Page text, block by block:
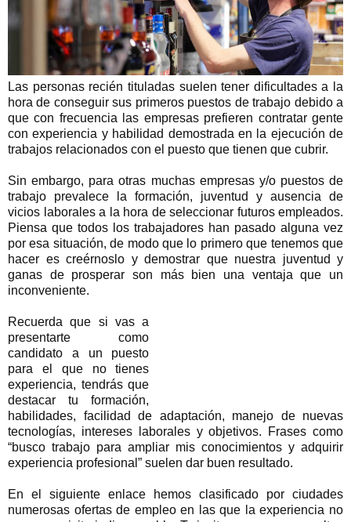
Las personas recién tituladas suelen tener dificultades a la
hora de conseguir sus primeros puestos de trabajo debido a
que con frecuencia las empresas prefieren contratar gente
con experiencia y habilidad demostrada en la ejecución de
trabajos relacionados con el puesto que tienen que cubrir.
Sin embargo, para otras muchas empresas y/o puestos de
trabajo prevalece la formación, juventud y ausencia de
vicios laborales a la hora de seleccionar futuros empleados.
Piensa que todos los trabajadores han pasado alguna vez
por esa situación, de modo que lo primero que tenemos que
hacer es creérnoslo y demostrar que nuestra juventud y
ganas de prosperar son más bien una ventaja que un
inconveniente.
Recuerda que si vas a
presentarte como
candidato a un puesto
para el que no tienes
experiencia, tendrás que
destacar tu formación,
habilidades, facilidad de adaptación, manejo de nuevas
tecnologías, intereses laborales y objetivos. Frases como
“busco trabajo para ampliar mis conocimientos y adquirir
experiencia profesional” suelen dar buen resultado.
En el siguiente enlace hemos clasificado por ciudades
numerosas ofertas de empleo en las que la experiencia no